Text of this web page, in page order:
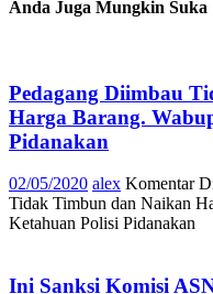
Anda Juga Mungkin Suka
Pedagang Diimbau
Harga Barang.
Pidanakan
02/05/2020 alex Komentar
Tidak Timbun dan Naikan
Ketahuan Polisi Pidanakan
Ini Sanksi Komisi